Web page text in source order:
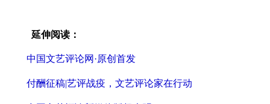
延伸阅读：
中国文艺评论网·原创首发
付酬征稿|艺评战疫，文艺评论家在行动